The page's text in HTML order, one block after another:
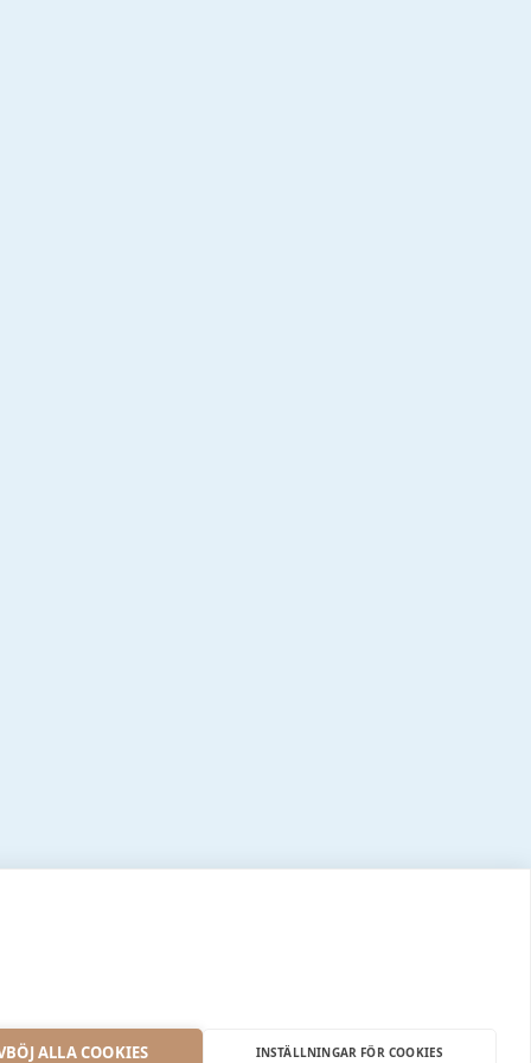
ALLA COOKIES INSTÄLLNINGAR FÖR COOKIES